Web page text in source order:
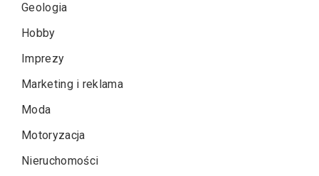
Geologia
Hobby
Imprezy
Marketing i reklama
Moda
Motoryzacja
Nieruchomości